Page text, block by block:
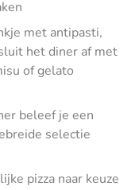
met antipasti,
het diner af met
of gelato
beleef je een
selectie
pizza naar keuze